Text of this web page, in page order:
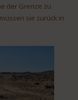
der Grenze zu
sie zurück in